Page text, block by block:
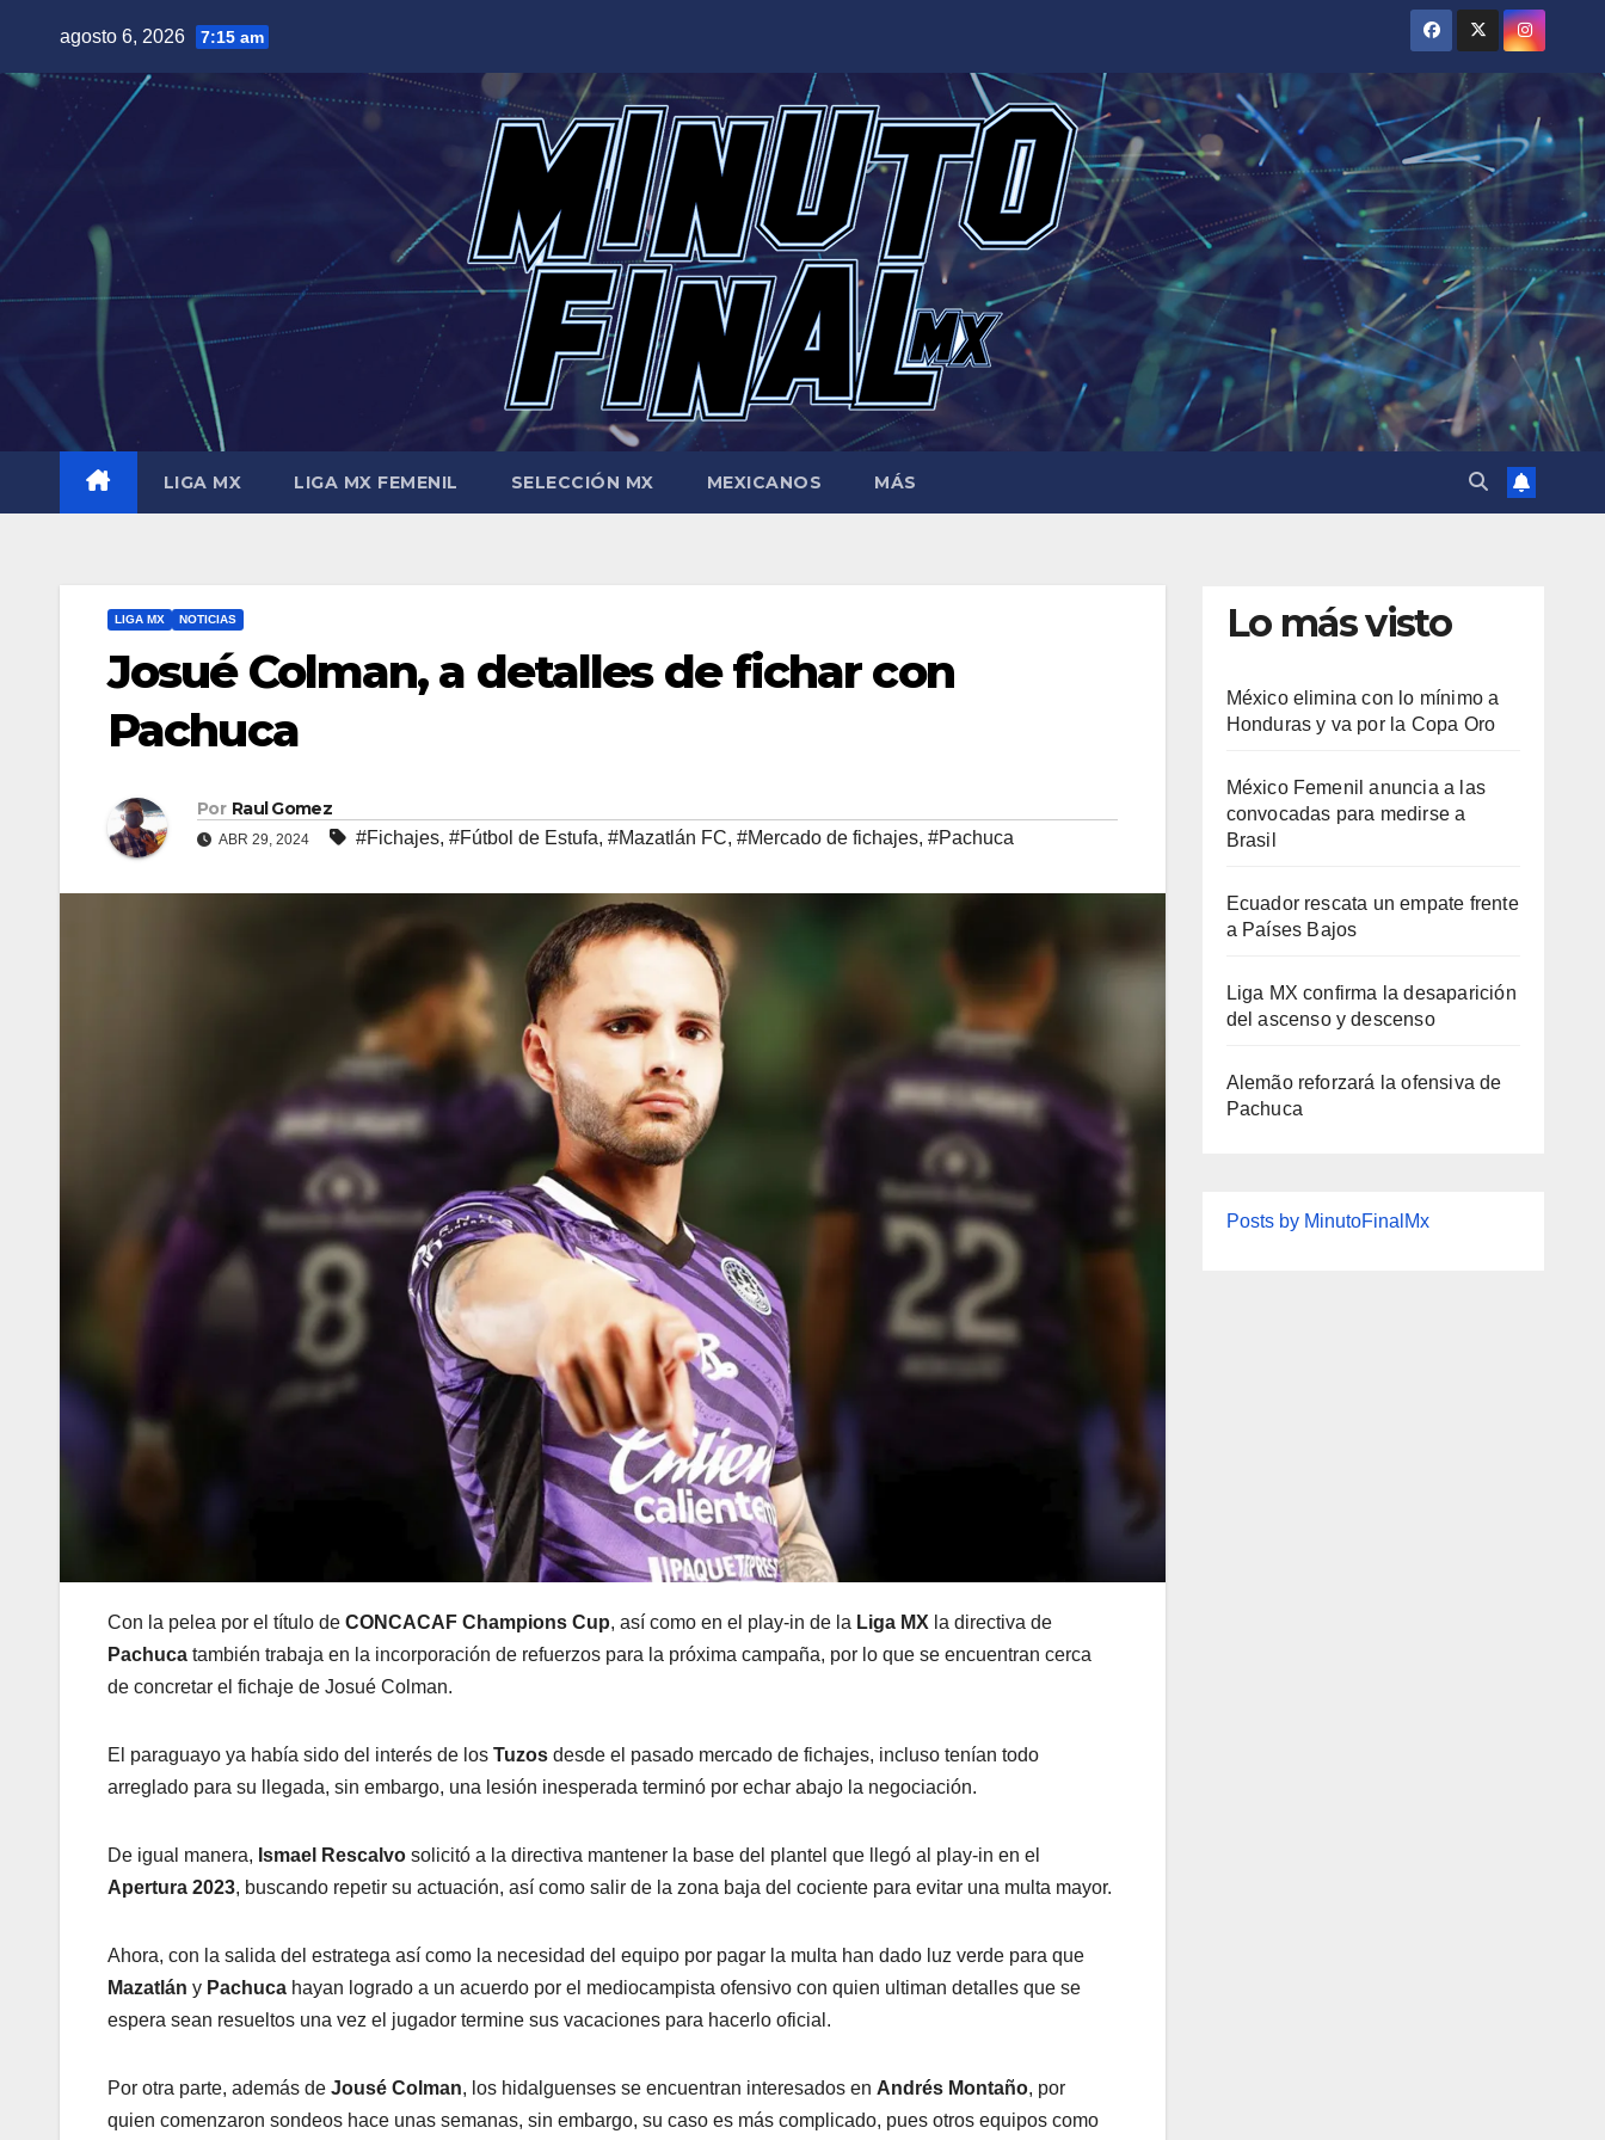
contenido
agosto 6, 2026 7:15 am
LIGA MX LIGA MX FEMENIL SELECCIÓN MX MEXICANOS MÁS
LIGA MX NOTICIAS
Josué Colman, a detalles de fichar con
Pachuca
Por Raul Gomez
ABR 29, 2024 #Fichajes, #Fútbol de Estufa, #Mazatlán FC, #Mercado de fichajes, #Pachuca
Con la pelea por el título de CONCACAF Champions Cup, así como en el play-in de la Liga MX la directiva de
Pachuca también trabaja en la incorporación de refuerzos para la próxima campaña, por lo que se encuentran cerca
de concretar el fichaje de Josué Colman.
El paraguayo ya había sido del interés de los Tuzos desde el pasado mercado de fichajes, incluso tenían todo
arreglado para su llegada, sin embargo, una lesión inesperada terminó por echar abajo la negociación.
De igual manera, Ismael Rescalvo solicitó a la directiva mantener la base del plantel que llegó al play-in en el
Apertura 2023, buscando repetir su actuación, así como salir de la zona baja del cociente para evitar una multa mayor.
Ahora, con la salida del estratega así como la necesidad del equipo por pagar la multa han dado luz verde para que
Mazatlán y Pachuca hayan logrado a un acuerdo por el mediocampista ofensivo con quien ultiman detalles que se
espera sean resueltos una vez el jugador termine sus vacaciones para hacerlo oficial.
Por otra parte, además de Jousé Colman, los hidalguenses se encuentran interesados en Andrés Montaño, por
quien comenzaron sondeos hace unas semanas, sin embargo, su caso es más complicado, pues otros equipos como
Lo más visto
México elimina con lo mínimo a
Honduras y va por la Copa Oro
México Femenil anuncia a las
convocadas para medirse a
Brasil
Ecuador rescata un empate frente
a Países Bajos
Liga MX confirma la desaparición
del ascenso y descenso
Alemão reforzará la ofensiva de
Pachuca
Posts by MinutoFinalMx